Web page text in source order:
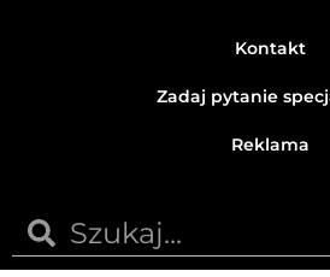
Kontakt
Zadaj pytanie
Reklama